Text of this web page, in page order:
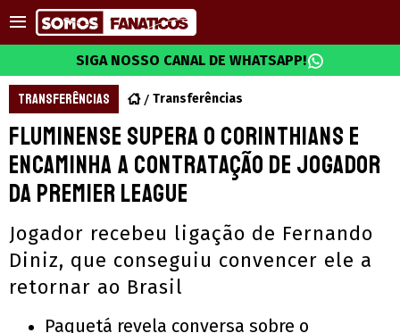
SIGA NOSSO CANAL DE WHATSAPP!
TRANSFERÊNCIAS Transferências
Fluminense supera o Corinthians e
encaminha a contratação de jogador
da Premier League
Jogador recebeu ligação de Fernando
Diniz, que conseguiu convencer ele a
retornar ao Brasil
Paquetá revela conversa sobre o